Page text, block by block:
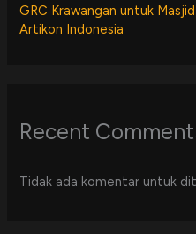
GRC Krawangan untuk
Artikon Indonesia
Recent
Tidak ada komentar untuk